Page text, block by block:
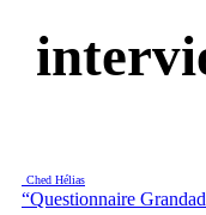
Ched Hélias
“Questionnaire